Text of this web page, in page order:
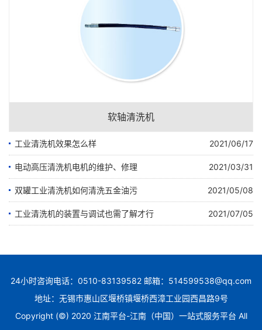
软轴清洗机
工业清洗机效果怎么样 2021/06/17
电动高压清洗机电机的维护、修理 2021/03/31
双罐工业清洗机如何清洗五金油污 2021/05/08
工业清洗机的装置与调试也需了解才行 2021/07/05
24小时咨询电话：0510-83139582 邮箱：514599538@qq.com
地址：无锡市惠山区堰桥镇堰桥西漳工业园西昌路9号
Copyright (©) 2020 江南平台-江南（中国）一站式服务平台 All